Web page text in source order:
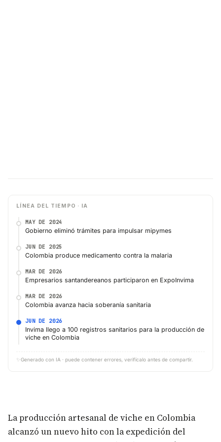
LÍNEA DEL TIEMPO · IA
MAY DE 2024
Gobierno eliminó trámites para impulsar mipymes
JUN DE 2025
Colombia produce medicamento contra la malaria
MAR DE 2026
Empresarios santandereanos participaron en ExpoInvima
MAR DE 2026
Colombia avanza hacia soberanía sanitaria
JUN DE 2026
Invima llego a 100 registros sanitarios para la producción de
viche en Colombia
✨ Generado con IA · puede contener errores, verifícalo antes de compartir.
La producción artesanal de viche en Colombia
alcanzó un nuevo hito con la expedición del